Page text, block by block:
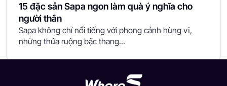
15 đặc sản Sapa ngon làm quà ý nghĩa cho
người thân
Sapa không chỉ nổi tiếng với phong cảnh hùng vĩ,
những thửa ruộng bậc thang...